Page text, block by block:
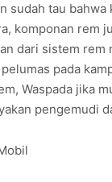
sudah tau
komponan rem
dari sistem rem
pada
Waspada jika
pengemudi